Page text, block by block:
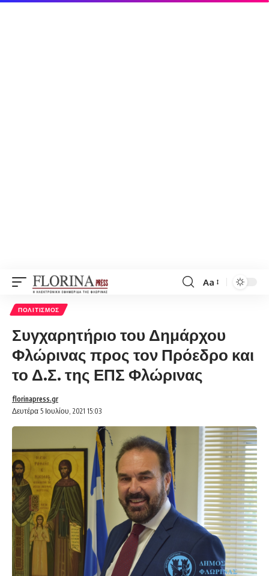
Font
Aa
ΠΟΛΙΤΙΣΜΌΣ
Συγχαρητήριο του Δημάρχου
Φλώρινας προς τον Πρόεδρο και
το Δ.Σ. της ΕΠΣ Φλώρινας
Δευτέρα 5 Ιουλίου, 2021 15:03
florinapress.gr